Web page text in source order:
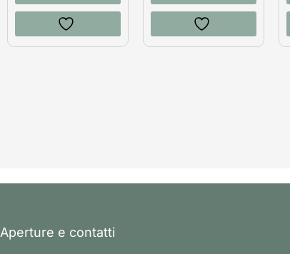
Aperture e contatti